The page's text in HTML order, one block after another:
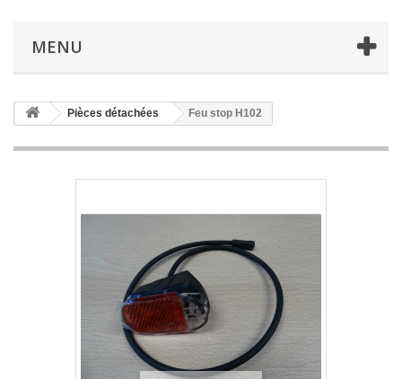
MENU
Pièces détachées Feu stop H102